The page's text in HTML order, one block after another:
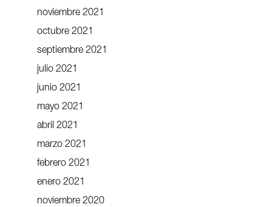
noviembre 2021
octubre 2021
septiembre 2021
julio 2021
junio 2021
mayo 2021
abril 2021
marzo 2021
febrero 2021
enero 2021
noviembre 2020